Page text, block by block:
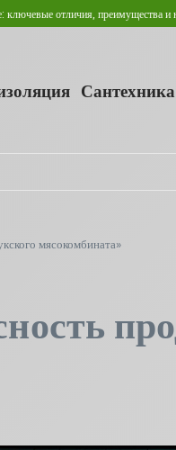
отличия, преимущества и
Сантехника
мясокомбината»